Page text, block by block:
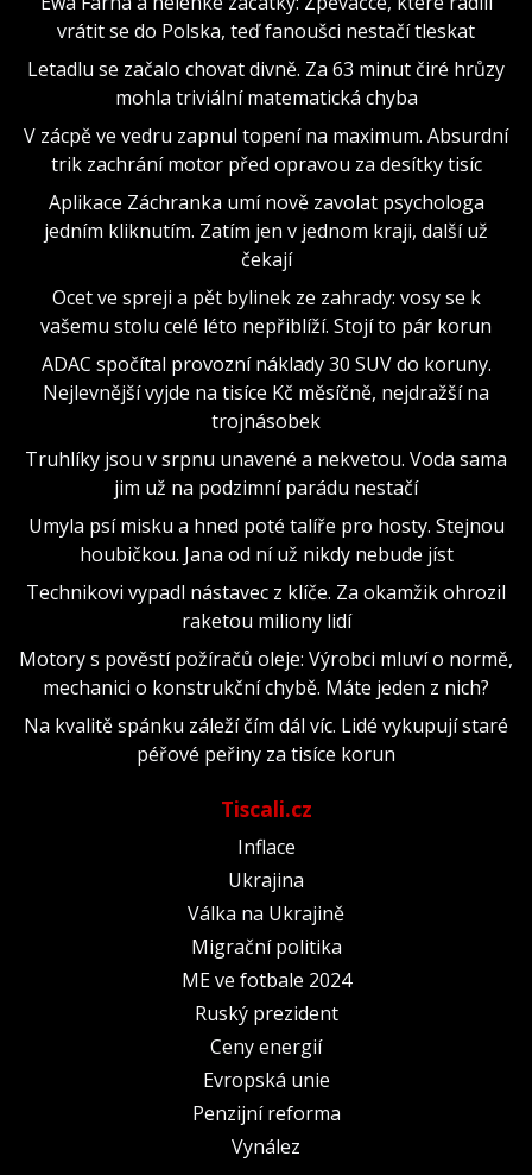
vrátit se do Polska, teď fanoušci nestačí tleskat
Letadlu se začalo chovat divně. Za 63 minut čiré hrůzy
mohla triviální matematická chyba
V zácpě ve vedru zapnul topení na maximum. Absurdní
trik zachrání motor před opravou za desítky tisíc
Aplikace Záchranka umí nově zavolat psychologa
jedním kliknutím. Zatím jen v jednom kraji, další už
čekají
Ocet ve spreji a pět bylinek ze zahrady: vosy se k
vašemu stolu celé léto nepřiblíží. Stojí to pár korun
ADAC spočítal provozní náklady 30 SUV do koruny.
Nejlevnější vyjde na tisíce Kč měsíčně, nejdražší na
trojnásobek
Truhlíky jsou v srpnu unavené a nekvetou. Voda sama
jim už na podzimní parádu nestačí
Umyla psí misku a hned poté talíře pro hosty. Stejnou
houbičkou. Jana od ní už nikdy nebude jíst
Technikovi vypadl nástavec z klíče. Za okamžik ohrozil
raketou miliony lidí
Motory s pověstí požíračů oleje: Výrobci mluví o normě,
mechanici o konstrukční chybě. Máte jeden z nich?
Na kvalitě spánku záleží čím dál víc. Lidé vykupují staré
péřové peřiny za tisíce korun
Tiscali.cz
Inflace
Ukrajina
Válka na Ukrajině
Migrační politika
ME ve fotbale 2024
Ruský prezident
Ceny energií
Evropská unie
Penzijní reforma
Vynález